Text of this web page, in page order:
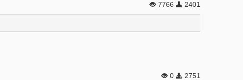
7766 2401
0 2751